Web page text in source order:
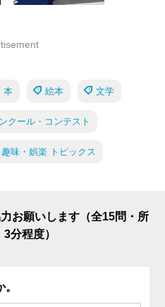
本 絵本 文学
クール・コンテスト
趣味・娯楽 トピックス
お願いします（全15問・所
分程度）